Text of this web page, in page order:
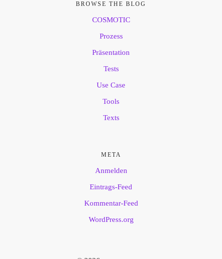
BROWSE THE BLOG
COSMOTIC
Prozess
Präsentation
Tests
Use Case
Tools
Texts
META
Anmelden
Eintrags-Feed
Kommentar-Feed
WordPress.org